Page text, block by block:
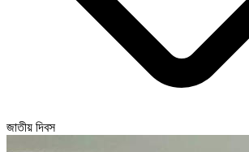
জাতীয় দিবস